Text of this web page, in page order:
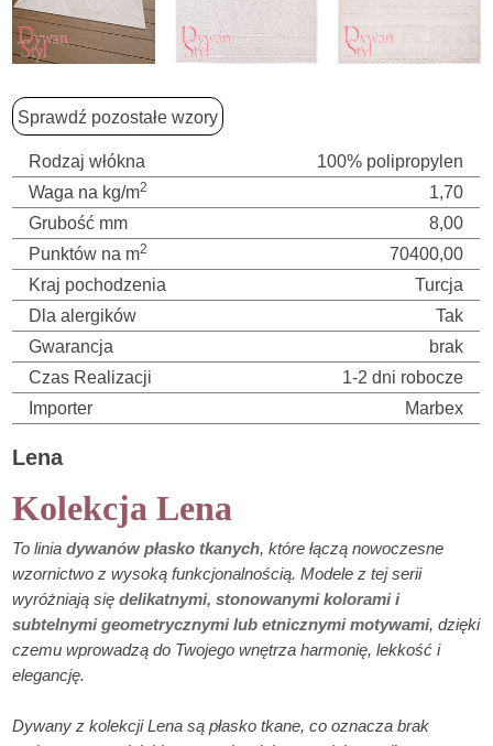
Sprawdź pozostałe wzory
Rodzaj włókna
100% polipropylen
Waga na kg/m2
1,70
Grubość mm
8,00
Punktów na m2
70400,00
Kraj pochodzenia
Turcja
Dla alergików
Tak
Gwarancja
brak
Czas Realizacji
1-2 dni robocze
Importer
Marbex
Lena
Kolekcja Lena
To liniadywanów płasko tkanych, które łączą nowoczesne
wzornictwo z wysoką funkcjonalnością. Modele z tej serii
wyróżniają siędelikatnymi, stonowanymi kolorami i
subtelnymi geometrycznymi lub etnicznymi motywami, dzięki
czemu wprowadzą do Twojego wnętrza harmonię, lekkość i
elegancję.
Dywany z kolekcji Lena są płasko tkane, co oznacza brak